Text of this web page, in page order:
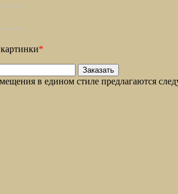
*
в едином стиле предлагаются